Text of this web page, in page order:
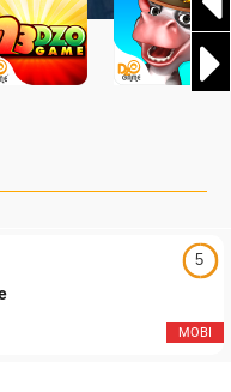
5
MOBI